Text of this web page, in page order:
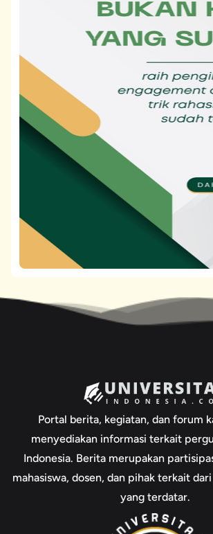
Portal berita, kegiatan, dan forum
menyediakan informasi terkait
Indonesia. Berita merupakan
mahasiswa, dosen, dan pihak terkait
yang terdatar.